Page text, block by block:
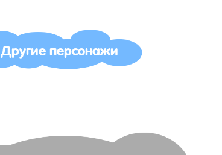
Другие персонажи